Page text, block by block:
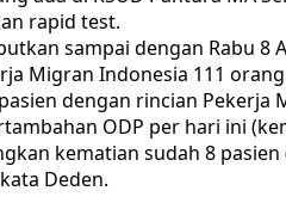
rapid test.
sampai dengan Rabu 8
Migran Indonesia 111 orang
dengan rincian Pekerja
ODP per hari ini
kematian sudah 8 pasien
Deden.